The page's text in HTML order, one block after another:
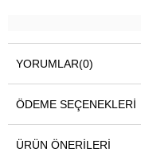
YORUMLAR(0)
ÖDEME SEÇENEKLERI
ÜRÜN ÖNERILERI